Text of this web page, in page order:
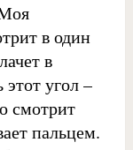
в один
в
этот угол –
смотрит
пальцем.